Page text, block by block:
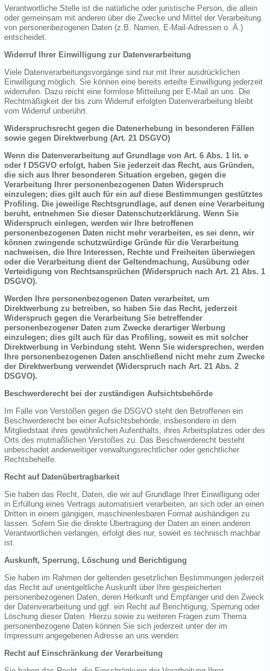
Verantwortliche Stelle ist die natürliche oder juristische Person, die allein
oder gemeinsam mit anderen über die Zwecke und Mittel der Verarbeitung
von personenbezogenen Daten (z.B. Namen, E-Mail-Adressen o. Ä.)
entscheidet.
Widerruf Ihrer Einwilligung zur Datenverarbeitung
Viele Datenverarbeitungsvorgänge sind nur mit Ihrer ausdrücklichen
Einwilligung möglich. Sie können eine bereits erteilte Einwilligung jederzeit
widerrufen. Dazu reicht eine formlose Mitteilung per E-Mail an uns. Die
Rechtmäßigkeit der bis zum Widerruf erfolgten Datenverarbeitung bleibt
vom Widerruf unberührt.
Widerspruchsrecht gegen die Datenerhebung in besonderen Fällen
sowie gegen Direktwerbung (Art. 21 DSGVO)
Wenn die Datenverarbeitung auf Grundlage von Art. 6 Abs. 1 lit. e
oder f DSGVO erfolgt, haben Sie jederzeit das Recht, aus Gründen,
die sich aus Ihrer besonderen Situation ergeben, gegen die
Verarbeitung Ihrer personenbezogenen Daten Widerspruch
einzulegen; dies gilt auch für ein auf diese Bestimmungen gestütztes
Profiling. Die jeweilige Rechtsgrundlage, auf denen eine Verarbeitung
beruht, entnehmen Sie dieser Datenschutzerklärung. Wenn Sie
Widerspruch einlegen, werden wir Ihre betroffenen
personenbezogenen Daten nicht mehr verarbeiten, es sei denn, wir
können zwingende schutzwürdige Gründe für die Verarbeitung
nachweisen, die Ihre Interessen, Rechte und Freiheiten überwiegen
oder die Verarbeitung dient der Geltendmachung, Ausübung oder
Verteidigung von Rechtsansprüchen (Widerspruch nach Art. 21 Abs. 1
DSGVO).
Werden Ihre personenbezogenen Daten verarbeitet, um
Direktwerbung zu betreiben, so haben Sie das Recht, jederzeit
Widerspruch gegen die Verarbeitung Sie betreffender
personenbezogener Daten zum Zwecke derartiger Werbung
einzulegen; dies gilt auch für das Profiling, soweit es mit solcher
Direktwerbung in Verbindung steht. Wenn Sie widersprechen, werden
Ihre personenbezogenen Daten anschließend nicht mehr zum Zwecke
der Direktwerbung verwendet (Widerspruch nach Art. 21 Abs. 2
DSGVO).
Beschwerderecht bei der zuständigen Aufsichtsbehörde
Im Falle von Verstößen gegen die DSGVO steht den Betroffenen ein
Beschwerderecht bei einer Aufsichtsbehörde, insbesondere in dem
Mitgliedstaat ihres gewöhnlichen Aufenthalts, ihres Arbeitsplatzes oder des
Orts des mutmaßlichen Verstoßes zu. Das Beschwerderecht besteht
unbeschadet anderweitiger verwaltungsrechtlicher oder gerichtlicher
Rechtsbehelfe.
Recht auf Datenübertragbarkeit
Sie haben das Recht, Daten, die wir auf Grundlage Ihrer Einwilligung oder
in Erfüllung eines Vertrags automatisiert verarbeiten, an sich oder an einen
Dritten in einem gängigen, maschinenlesbaren Format aushändigen zu
lassen. Sofern Sie die direkte Übertragung der Daten an einen anderen
Verantwortlichen verlangen, erfolgt dies nur, soweit es technisch machbar
ist.
Auskunft, Sperrung, Löschung und Berichtigung
Sie haben im Rahmen der geltenden gesetzlichen Bestimmungen jederzeit
das Recht auf unentgeltliche Auskunft über Ihre gespeicherten
personenbezogenen Daten, deren Herkunft und Empfänger und den Zweck
der Datenverarbeitung und ggf. ein Recht auf Berichtigung, Sperrung oder
Löschung dieser Daten. Hierzu sowie zu weiteren Fragen zum Thema
personenbezogene Daten können Sie sich jederzeit unter der im
Impressum angegebenen Adresse an uns wenden.
Recht auf Einschränkung der Verarbeitung